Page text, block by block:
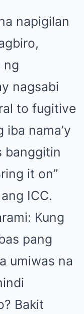
napigilan
ng
nagsabi
to fugitive
iba nama’y
banggitin
it on”
ICC.
Kung
pang
umiwas na
Bakit